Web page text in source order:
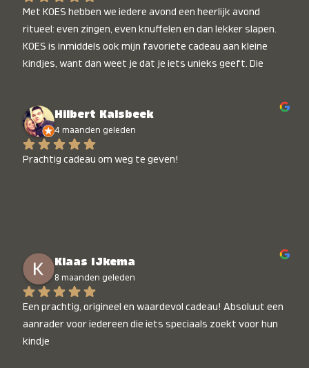
Met KOES hebben we iedere avond een heerlijk avond
ritueel: even zingen, even knuffelen en dan lekker slapen.
KOES is inmiddels ook mijn favoriete cadeau aan kleine
kindjes, want dan weet je dat je iets unieks geeft. Die
Hilbert Kalsbeek
4 maanden geleden
Prachtig cadeau om weg te geven!
Klaas IJkema
8 maanden geleden
Een prachtig, origineel en waardevol cadeau! Absoluut een
aanrader voor iedereen die iets speciaals zoekt voor hun
kindje